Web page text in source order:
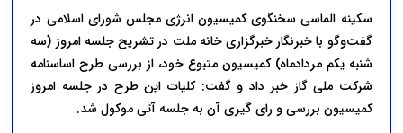
سکینه الماسی سخنگوی کمیسیون انرژی مجلس شورای اسلامی در
گفت‌وگو با خبرنگار خبرگزاری خانه ملت در تشریح جلسه امروز (سه
شنبه یکم مردادماه) کمیسیون متبوع خود، از بررسی طرح اساسنامه
شرکت ملی گاز خبر داد و گفت: کلیات این طرح در جلسه امروز
کمیسیون بررسی و رای گیری آن به جلسه آتی موکول شد.